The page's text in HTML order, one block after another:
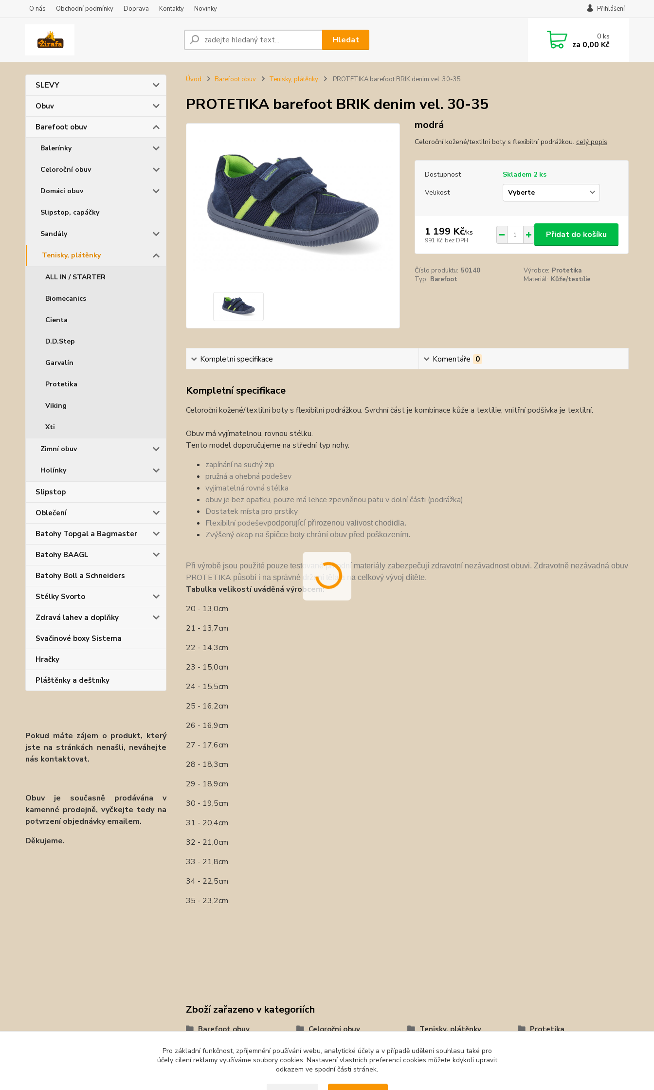
O nás Obchodní podmínky Doprava Kontakty Novinky Přihlášení
Hledat 0ks
za 0,00 Kč
SLEVY
Obuv
Barefoot obuv
Balerínky
Celoroční obuv
Domácí obuv
Slipstop, capáčky
Sandály
Tenisky, plátěnky
ALL IN / STARTER
Biomecanics
Cienta
D.D.Step
Garvalín
Protetika
Viking
Xti
Zimní obuv
Holínky
Slipstop
Oblečení
Batohy Topgal a Bagmaster
Batohy BAAGL
Batohy Boll a Schneiders
Stélky Svorto
Zdravá lahev a doplňky
Svačinové boxy Sistema
Hračky
Pláštěnky a deštníky
Pokud máte zájem o produkt, který
jste na stránkách nenašli, neváhejte
nás kontaktovat.
Obuv je současně prodávána v
kamenné prodejně, vyčkejte tedy na
potvrzení objednávky emailem.
Děkujeme.
Úvod Barefoot obuv Tenisky, plátěnky PROTETIKA barefoot BRIK denim vel. 30-35
PROTETIKA barefoot BRIK denim vel. 30-35
modrá
Celoroční kožené/textilní boty s flexibilní podrážkou. celý popis
Dostupnost
Skladem 2 ks
Velikost
1 199 Kč/ks
991 Kč bez DPH
Přidat do košíku
Číslo produktu: 50140 Výrobce: Protetika
Typ: Barefoot Materiál: Kůže/textílie
Kompletní specifikace Komentáře 0
Kompletní specifikace
Celoroční kožené/textilní boty s flexibilní podrážkou. Svrchní část je kombinace kůže a textílie, vnitřní podšívka je textilní.
Obuv má vyjímatelnou, rovnou stélku.
Tento model doporučujeme na střední typ nohy.
zapínání na suchý zip
pružná a ohebná podešev
vyjímatelná rovná stélka
obuv je bez opatku, pouze má lehce zpevněnou patu v dolní části (podrážka)
Dostatek místa pro prstíky
Flexibilní podeševpodporující přirozenou valivost chodidla.
Zvýšený okop na špičce boty chrání obuv před poškozením.
Při výrobě jsou použité pouze testované přírodní materiály zabezpečují zdravotní nezávadnost obuvi. Zdravotně nezávadná obuv
PROTETIKA působí i na správné držení těla a na celkový vývoj dítěte.
Tabulka velikostí uváděná výrobcem:
20 - 13,0cm
21 - 13,7cm
22 - 14,3cm
23 - 15,0cm
24 - 15,5cm
25 - 16,2cm
26 - 16,9cm
27 - 17,6cm
28 - 18,3cm
29 - 18,9cm
30 - 19,5cm
31 - 20,4cm
32 - 21,0cm
33 - 21,8cm
34 - 22,5cm
35 - 23,2cm
Zboží zařazeno v kategoriích
Barefoot obuv Celoroční obuv Tenisky, plátěnky
Protetika
Protetika
Pro základní funkčnost, zpříjemnění používání webu, analytické účely a v případě udělení souhlasu také pro
účely cílení reklamy využíváme soubory cookies. Nastavení vlastních preferencí cookies můžete kdykoli upravit
odkazem ve spodní části stránek.